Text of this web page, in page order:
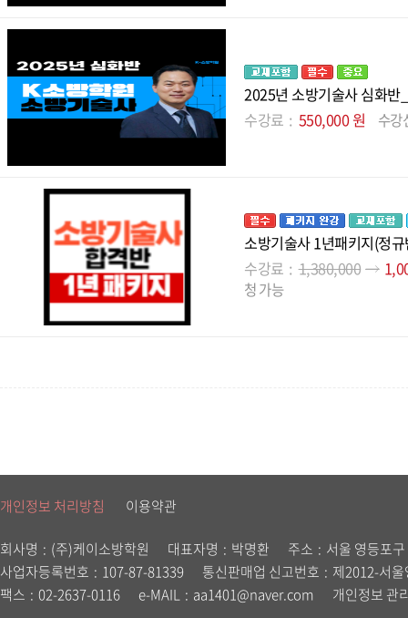
2025년 소방기술사 심화반
수강료
550,000 원 수강
소방기술사 1년패키지(정
수강료
1,380,000
청 가능
개인정보 처리방침 이용약관
회사명 (주)케이소방학원 대표자명 박명환 주소
서울 영등포
사업자등록번호
107-87-81339 통신판매업 신고번호
제2012-서
팩스
02-2637-0116 e-MAIL aa1401@naver.com 개인정보 관